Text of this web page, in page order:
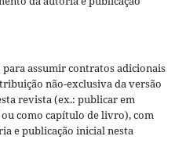
assumir contratos adicionais
não-exclusiva da versão
revista (ex.: publicar em
como capítulo de livro), com
e publicação inicial nesta